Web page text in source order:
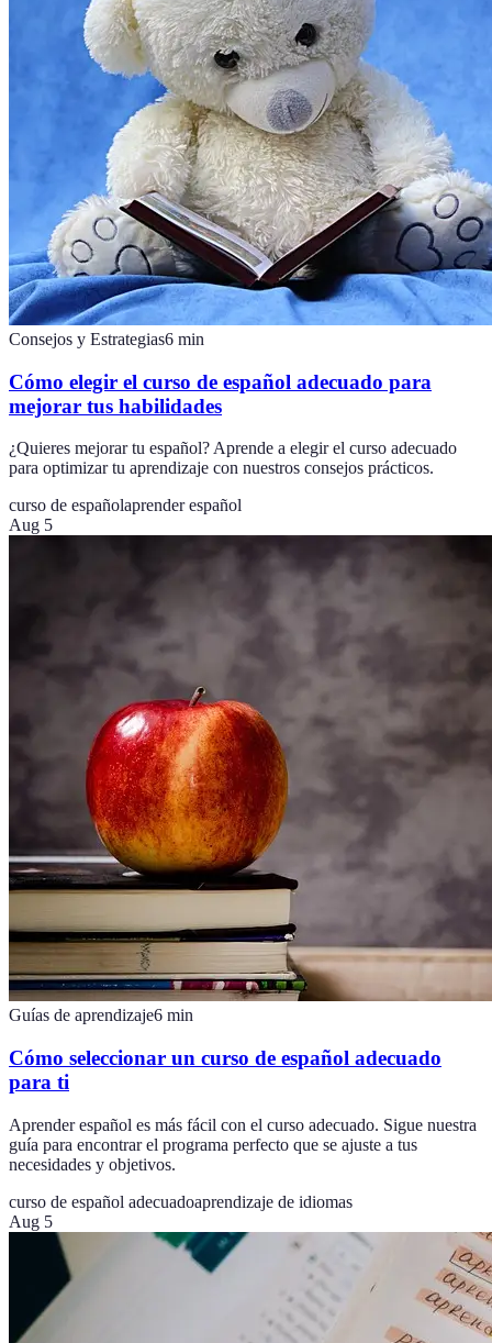
Consejos y Estrategias6 min
Cómo elegir el curso de español adecuado para
mejorar tus habilidades
¿Quieres mejorar tu español? Aprende a elegir el curso adecuado
para optimizar tu aprendizaje con nuestros consejos prácticos.
curso de españolaprender español
Aug 5
Guías de aprendizaje6 min
Cómo seleccionar un curso de español adecuado
para ti
Aprender español es más fácil con el curso adecuado. Sigue nuestra
guía para encontrar el programa perfecto que se ajuste a tus
necesidades y objetivos.
curso de español adecuadoaprendizaje de idiomas
Aug 5